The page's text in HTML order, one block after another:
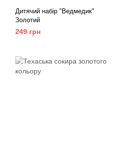
Дитячий набір "Ведмедик"
Золотий
249 грн